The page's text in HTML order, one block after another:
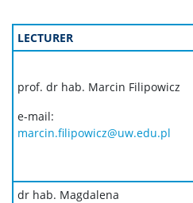
LECTURER
prof. dr hab. Marcin Filipowicz
e-mail:
marcin.filipowicz@uw.edu.pl
dr hab. Magdalena